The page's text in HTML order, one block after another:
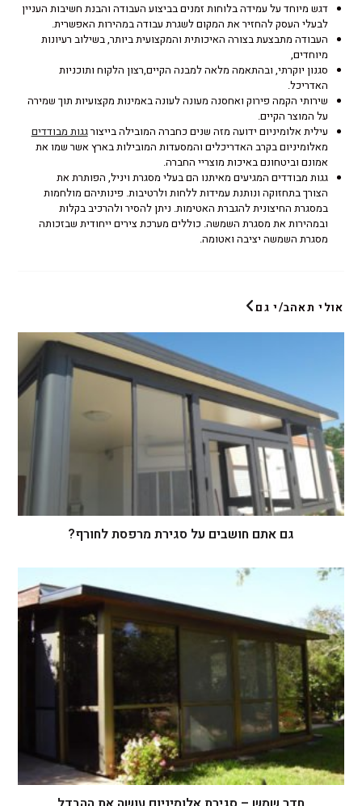
דגש מיוחד על עמידה בלוחות זמנים בביצוע העבודה והבנת חשיבות העניין
לבעלי העסק להחזיר את המקום לשגרת עבודה במהירות האפשרית.
העבודה מתבצעת בצורה האיכותית והמקצועית ביותר, בשילוב רעיונות
מיוחדים,
סגנון יוקרתי, ובהתאמה מלאה למבנה הקיים,רצון הלקוח ותוכניות
האדריכל.
שירותי הקמה פירוק ואחסנה מעונה לעונה באמינות מקצועיות תוך שמירה
על המוצר הקיים.
עילית אלומיניום ידועה מזה שנים כחברה המובילה בייצורגגות מבודדים
מאלומיניום בקרב האדריכלים והמסעדות המובילות בארץ אשר שמו את
אמונם וביטחונם באיכות מוצריי החברה.
גגות מבודדים המגיעים מאיתנו הם בעלי מסגרת ויניל, הפותרת את
הצורך בתחזוקה ונותנת עמידות ללחות ולרטיבות. פינותיהם מולחמות
במסגרת החיצונית להגברת האטימות. ניתן להסיר ולהרכיב בקלות
ובמהירות את מסגרת השמשה. כוללים מערכת צירים ייחודית שבזכותה
מסגרת השמשה יציבה ואטומה.
אולי תאהב/י גם
גם אתם חושבים על סגירת מרפסת לחורף?